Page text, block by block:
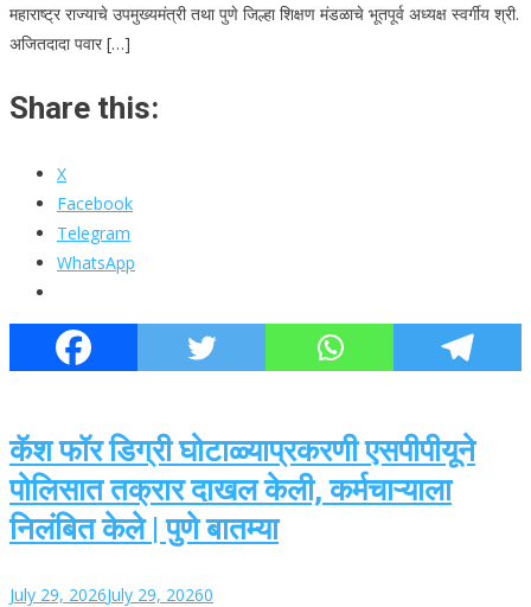
महाराष्ट्र राज्याचे उपमुख्यमंत्री तथा पुणे जिल्हा शिक्षण मंडळाचे भूतपूर्व अध्यक्ष स्वर्गीय श्री.
अजितदादा पवार […]
Share this:
X
Facebook
Telegram
WhatsApp
कॅश फॉर डिग्री घोटाळ्याप्रकरणी एसपीपीयूने
पोलिसात तक्रार दाखल केली, कर्मचाऱ्याला
निलंबित केले | पुणे बातम्या
July 29, 2026July 29, 20260